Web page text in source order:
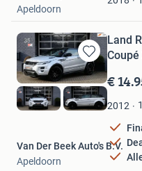
Apeldoorn
Bewaren
in
Mijn
Favorieten
Land
Coupé
€
2012
Van Der Beek Auto's B.V.
Apeldoorn